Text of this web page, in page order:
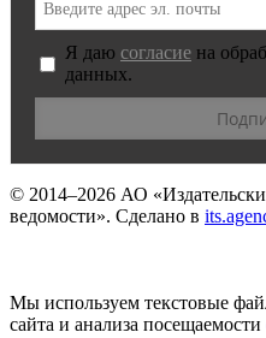
Я даю согласие на
данных.
© 2014–2026 АО
ведомости». Сделано в
Мы используем текстовые
сайта и анализа посещаемости